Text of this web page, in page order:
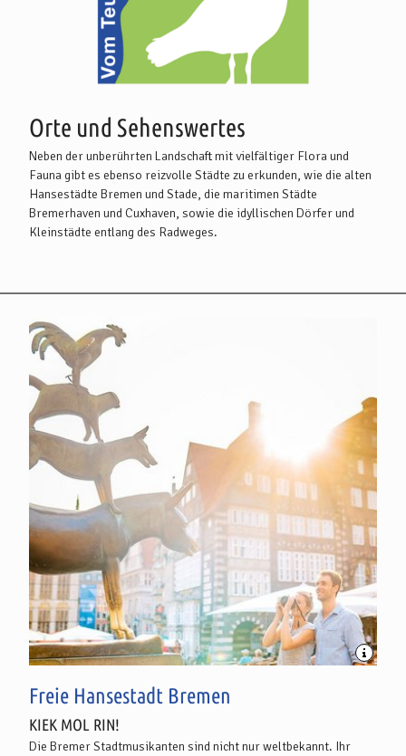
Orte und Sehenswertes
Neben der unberührten Landschaft mit vielfältiger Flora und
Fauna gibt es ebenso reizvolle Städte zu erkunden, wie die alten
Hansestädte Bremen und Stade, die maritimen Städte
Bremerhaven und Cuxhaven, sowie die idyllischen Dörfer und
Kleinstädte entlang des Radweges.
Bremen
Freie Hansestadt Bremen
KIEK MOL RIN!
Die Bremer Stadtmusikanten sind nicht nur weltbekannt. Ihr